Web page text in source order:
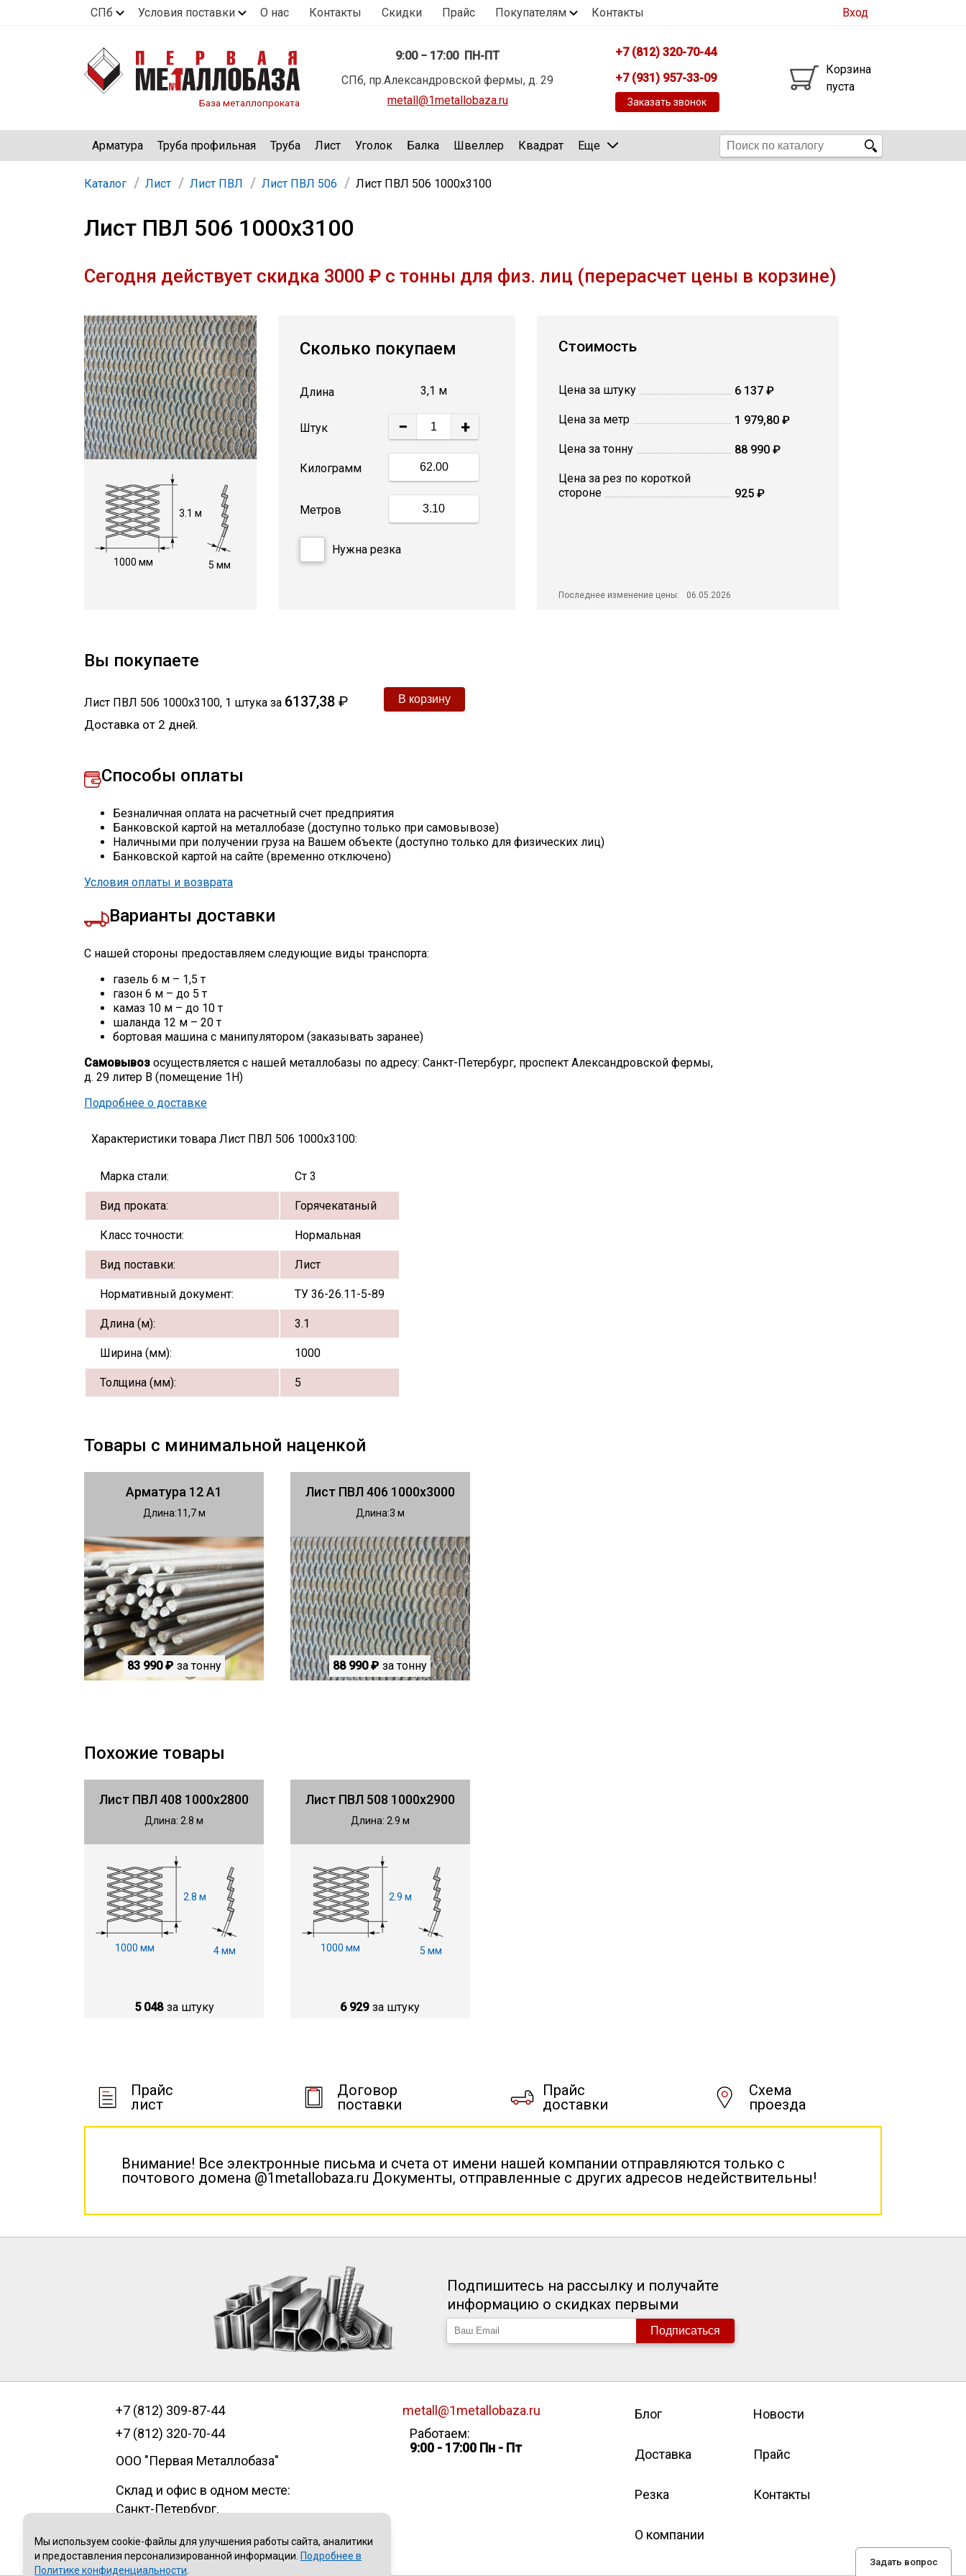
СПб Условия поставки О нас Контакты Скидки Прайс Покупателям Контакты Вход
База металлопроката
9:00 − 17:00 ПН-ПТ
СПб, пр.Александровской фермы, д. 29
metall@1metallobaza.ru
+7 (812) 320-70-44
+7 (931) 957-33-09
Заказать звонок
Корзина
пуста
Арматура Труба профильная Труба Лист Уголок Балка Швеллер Квадрат Еще
Каталог Лист Лист ПВЛ Лист ПВЛ 506 Лист ПВЛ 506 1000х3100
Лист ПВЛ 506 1000х3100
Сегодня действует скидка 3000 ₽ с тонны для физ. лиц (перерасчет цены в корзине)
5 мм
3.1 м
1000 мм
Сколько покупаем
Длина 3,1 м
Штук − +
Килограмм
Метров
Нужна резка
Стоимость
Цена за штуку 6 137 ₽
Цена за метр 1 979,80 ₽
Цена за тонну 88 990 ₽
Цена за рез по короткой
стороне
925 ₽
Последнее изменение цены: 06.05.2026
Вы покупаете
Лист ПВЛ 506 1000х3100, 1 штука за 6137,38 ₽
Доставка от 2 дней.
Способы оплаты
Безналичная оплата на расчетный счет предприятия
Банковской картой на металлобазе (доступно только при самовывозе)
Наличными при получении груза на Вашем объекте (доступно только для физических лиц)
Банковской картой на сайте (временно отключено)
Условия оплаты и возврата
Варианты доставки
С нашей стороны предоставляем следующие виды транспорта:
газель 6 м – 1,5 т
газон 6 м – до 5 т
камаз 10 м – до 10 т
шаланда 12 м – 20 т
бортовая машина с манипулятором (заказывать заранее)
Самовывоз осуществляется с нашей металлобазы по адресу: Санкт-Петербург, проспект Александровской фермы,
д. 29 литер В (помещение 1Н)
Подробнее о доставке
Характеристики товара Лист ПВЛ 506 1000х3100:
Марка стали: Ст 3
Вид проката: Горячекатаный
Класс точности: Нормальная
Вид поставки: Лист
Нормативный документ: ТУ 36-26.11-5-89
Длина (м): 3.1
Ширина (мм): 1000
Толщина (мм): 5
Товары с минимальной наценкой
Арматура 12 А1
Длина 11,7
83 990 ₽ за тонну
Лист ПВЛ 406 1000х3000
Длина 3
88 990 ₽ за тонну
Похожие товары
Лист ПВЛ 408 1000х2800
Длина: 2.8 м
4 мм
2.8 м
1000 мм
5 048 за штуку
Лист ПВЛ 508 1000х2900
Длина: 2.9 м
5 мм
2.9 м
1000 мм
6 929 за штуку
Прайс
лист
Договор
поставки
Прайс
доставки
Схема
проезда
Внимание! Все электронные письма и счета от имени нашей компании отправляются только с
почтового домена @1metallobaza.ru Документы, отправленные с других адресов недействительны!
Задать вопрос
Подпишитесь на рассылку и получайте
информацию о скидках первыми
Подписаться
+7 (812) 309-87-44
+7 (812) 320-70-44
ООО "Первая Металлобаза"
Склад и офис в одном месте:
Санкт-Петербург,
литер В, помещение 1Н
metall@1metallobaza.ru
Работаем:
9:00 - 17:00 Пн - Пт
Блог Новости
Доставка Прайс
Резка Контакты
О компании
Мы используем cookie-файлы для улучшения работы сайта, аналитики
и предоставления персонализированной информации. Подробнее в
Политике конфиденциальности